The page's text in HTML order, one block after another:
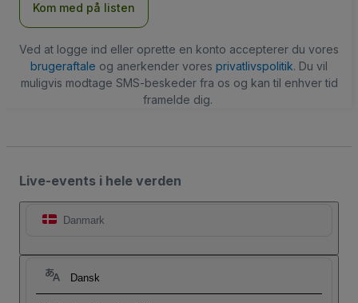
Kom med på listen
Ved at logge ind eller oprette en konto accepterer du vores
brugeraftale og anerkender vores privatlivspolitik. Du vil
muligvis modtage SMS-beskeder fra os og kan til enhver tid
framelde dig.
Live-events i hele verden
Danmark
Dansk